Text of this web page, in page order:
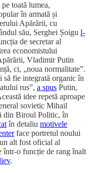
toată lumea,
în armată și
Apărării, cu
său, Serghei Șoigu l-
de secretar al
economistului
Vladimir Putin
ci, „noua normalitate”.
să fie integrată organic în
rus”, a spus Putin,
idee repetă aproape
sovietic Mihail
din Biroul Politic, în
în detaliu motivele
face portretul noului
alt fost oficial al
o funcție de rang înalt
.